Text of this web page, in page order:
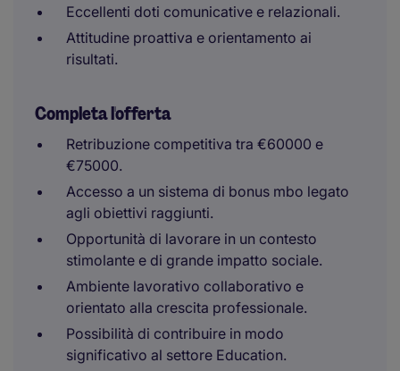
Eccellenti doti comunicative e relazionali.
Attitudine proattiva e orientamento ai
risultati.
Completa l'offerta
Retribuzione competitiva tra €60000 e
€75000.
Accesso a un sistema di bonus mbo legato
agli obiettivi raggiunti.
Opportunità di lavorare in un contesto
stimolante e di grande impatto sociale.
Ambiente lavorativo collaborativo e
orientato alla crescita professionale.
Possibilità di contribuire in modo
significativo al settore Education.